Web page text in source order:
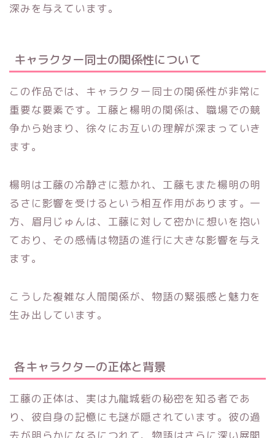
深みを与えています。
キャラクター同士の関係性について
この作品では、キャラクター同士の関係性が非常に
重要な要素です。工藤と楊明の関係は、職場での競
争から始まり、徐々にお互いの理解が深まっていき
ます。
楊明は工藤の冷静さに惹かれ、工藤もまた楊明の明
るさに影響を受けるという相互作用があります。一
方、眉月じゅんは、工藤に対して密かに想いを抱い
ており、その感情は物語の進行に大きな影響を与え
ます。
こうした複雑な人間関係が、物語の緊張感と魅力を
生み出しています。
各キャラクターの正体と背景
工藤の正体は、実は九龍城砦の秘密を知る者であ
り、彼自身の記憶にも謎が隠されています。彼の過
去が明らかになるにつれて、物語はさらに深い展開